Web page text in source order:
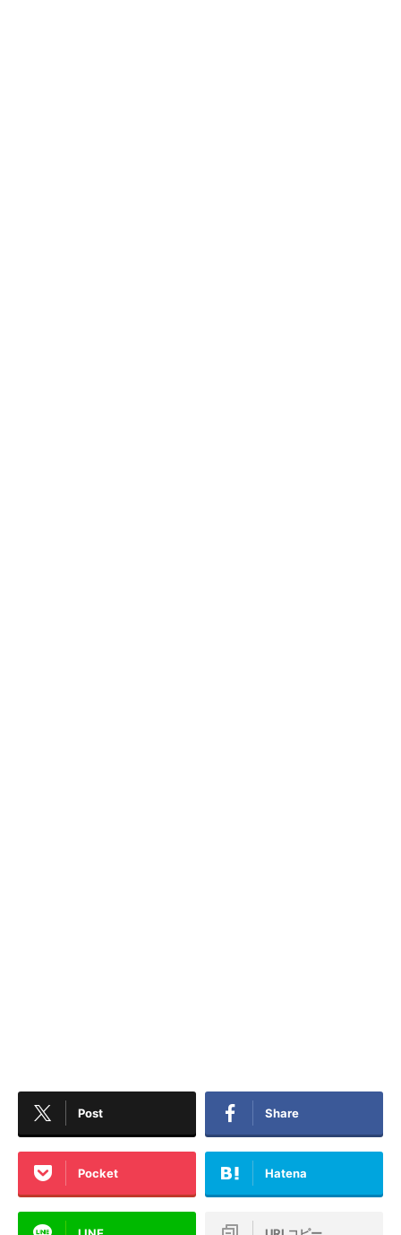
Post Share
Pocket Hatena